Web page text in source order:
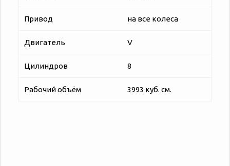
Привод на все колеса
Двигатель V
Цилиндров 8
Рабочий объём 3993 куб. см.